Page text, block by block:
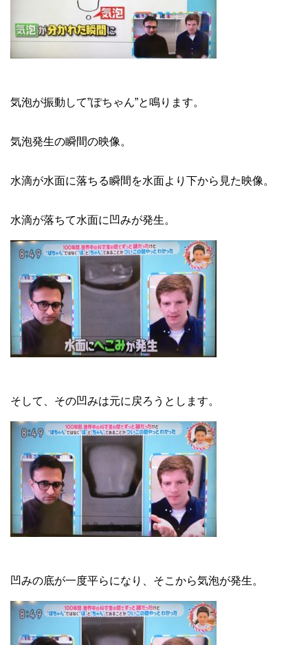
気泡が振動して”ぽちゃん”と鳴ります。
気泡発生の瞬間の映像。
水滴が水面に落ちる瞬間を水面より下から見た映像。
水滴が落ちて水面に凹みが発生。
そして、その凹みは元に戻ろうとします。
凹みの底が一度平らになり、そこから気泡が発生。